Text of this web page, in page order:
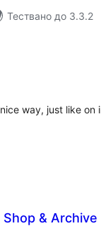
Тествано до 3.3.2
way, just like on
&